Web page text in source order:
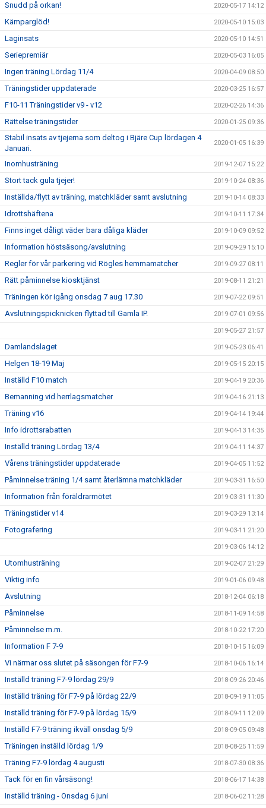
Snudd på orkan! 2020-05-17 14:12
Kämparglöd! 2020-05-10 15:03
Laginsats 2020-05-10 14:51
Seriepremiär 2020-05-03 16:05
Ingen träning Lördag 11/4 2020-04-09 08:50
Träningstider uppdaterade 2020-03-25 16:57
F10-11 Träningstider v9 - v12 2020-02-26 14:36
Rättelse träningstider 2020-01-25 09:36
Stabil insats av tjejerna som deltog i Bjäre Cup lördagen 4
Januari.
2020-01-05 16:39
Inomhusträning 2019-12-07 15:22
Stort tack gula tjejer! 2019-10-24 08:36
Inställda/flytt av träning, matchkläder samt avslutning 2019-10-14 08:33
Idrottshäftena 2019-10-11 17:34
Finns inget dåligt väder bara dåliga kläder 2019-10-09 09:52
Information höstsäsong/avslutning 2019-09-29 15:10
Regler för vår parkering vid Rögles hemmamatcher 2019-09-27 08:11
Rätt påminnelse kiosktjänst 2019-08-11 21:21
Träningen kör igång onsdag 7 aug 17.30 2019-07-22 09:51
Avslutningspicknicken flyttad till Gamla IP. 2019-07-01 09:56
2019-05-27 21:57
Damlandslaget 2019-05-23 06:41
Helgen 18-19 Maj 2019-05-15 20:15
Inställd F10 match 2019-04-19 20:36
Bemanning vid herrlagsmatcher 2019-04-16 21:13
Träning v16 2019-04-14 19:44
Info idrottsrabatten 2019-04-13 14:35
Inställd träning Lördag 13/4 2019-04-11 14:37
Vårens träningstider uppdaterade 2019-04-05 11:52
Påminnelse träning 1/4 samt återlämna matchkläder 2019-03-31 16:50
Information från föräldrarmötet 2019-03-31 11:30
Träningstider v14 2019-03-29 13:14
Fotografering 2019-03-11 21:20
2019-03-06 14:12
Utomhusträning 2019-02-07 21:29
Viktig info 2019-01-06 09:48
Avslutning 2018-12-04 06:18
Påminnelse 2018-11-09 14:58
Påminnelse m.m. 2018-10-22 17:20
Information F 7-9 2018-10-15 16:09
Vi närmar oss slutet på säsongen för F7-9 2018-10-06 16:14
Inställd träning F7-9 lördag 29/9 2018-09-26 20:46
Inställd träning för F7-9 på lördag 22/9 2018-09-19 11:05
Inställd träning för F7-9 på lördag 15/9 2018-09-11 12:09
Inställd F7-9 träning ikväll onsdag 5/9 2018-09-05 09:48
Träningen inställd lördag 1/9 2018-08-25 11:59
Träning F7-9 lördag 4 augusti 2018-07-30 08:36
Tack för en fin vårsäsong! 2018-06-17 14:38
Inställd träning - Onsdag 6 juni 2018-06-02 11:28